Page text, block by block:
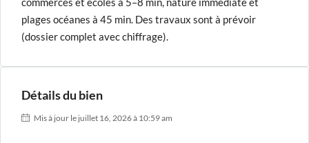
plages océanes à 45 min. Des travaux sont à prévoir
(dossier complet avec chiffrage).
Détails du bien
Mis à jour le juillet 16, 2026 à 10:59 am